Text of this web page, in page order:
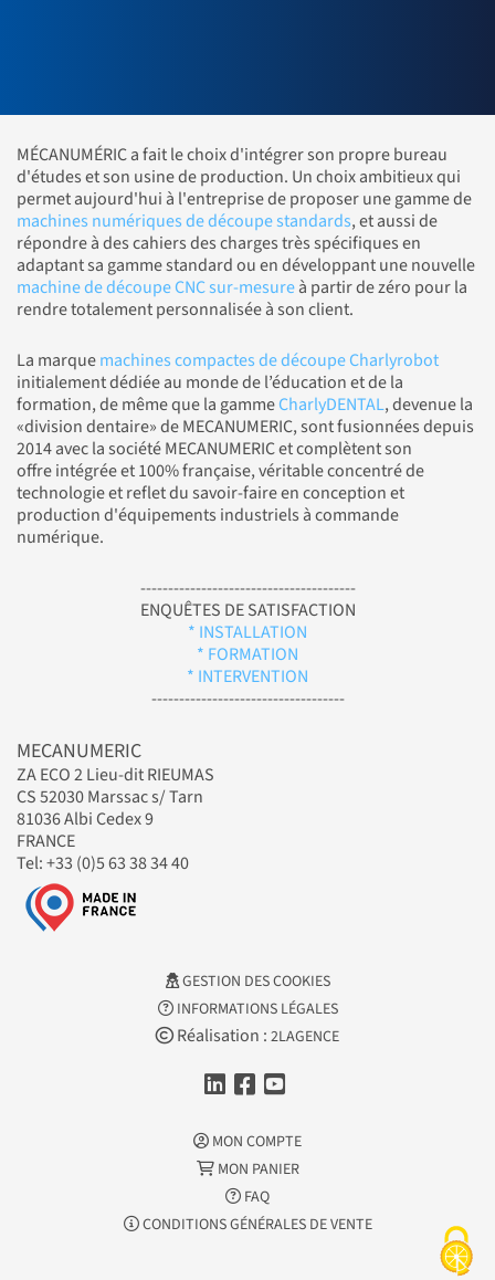
MÉCANUMÉRIC a fait le choix d'intégrer son propre bureau
d'études et son usine de production. Un choix ambitieux qui
permet aujourd'hui à l'entreprise de proposer une gamme de
machines numériques de découpe standards, et aussi de
répondre à des cahiers des charges très spécifiques en
adaptant sa gamme standard ou en développant une nouvelle
machine de découpe CNC sur-mesureà partir de zéro pour la
rendre totalement personnalisée à son client.
La marquemachines compactes de découpe Charlyrobot
initialement dédiée au monde de l’éducation et de la
formation, de même que la gammeCharlyDENTAL, devenue la
«division dentaire» de MECANUMERIC, sont fusionnées depuis
2014 avec la société MECANUMERIC et complètent son
offre intégrée et 100% française, véritable concentré de
technologie et reflet du savoir-faire en conception et
production d'équipements industriels à commande
numérique.
---------------------------------------
ENQUÊTES DE SATISFACTION
* INSTALLATION
* FORMATION
* INTERVENTION
-----------------------------------
MECANUMERIC
ZA ECO 2 Lieu-dit RIEUMAS
CS 52030 Marssac s/ Tarn
81036 Albi Cedex 9
FRANCE
Tel: +33 (0)5 63 38 34 40
GESTION DES COOKIES
INFORMATIONS LÉGALES
Réalisation : 2LAGENCE
MON COMPTE
MON PANIER
FAQ
CONDITIONS GÉNÉRALES DE VENTE